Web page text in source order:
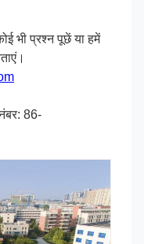
भी प्रश्न पूछें या हमें
86-